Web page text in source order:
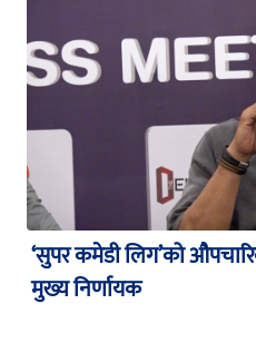
‘सुपर कमेडी लिग’को
मुख्य निर्णायक